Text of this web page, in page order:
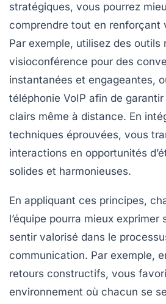
stratégiques, vous pourrez
comprendre tout en renforçant
Par exemple, utilisez des outils
visioconférence pour des
instantanées et engageantes,
téléphonie VoIP afin de
clairs même à distance. En
techniques éprouvées, vous
interactions en opportunités
solides et harmonieuses.
En appliquant ces principes,
l’équipe pourra mieux exprimer
sentir valorisé dans le
communication. Par exemple,
retours constructifs, vous
environnement où chacun se